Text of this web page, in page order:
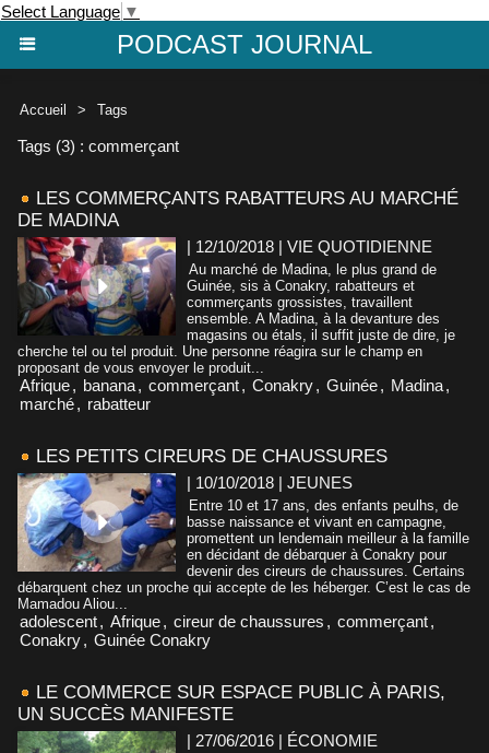
Select Language ▼
PODCAST JOURNAL
Accueil > Tags
Tags (3) : commerçant
LES COMMERÇANTS RABATTEURS AU MARCHÉ
DE MADINA
| 12/10/2018 | VIE QUOTIDIENNE
Au marché de Madina, le plus grand de
Guinée, sis à Conakry, rabatteurs et
commerçants grossistes, travaillent
ensemble. A Madina, à la devanture des
magasins ou étals, il suffit juste de dire, je
cherche tel ou tel produit. Une personne réagira sur le champ en
proposant de vous envoyer le produit...
Afrique, banana, commerçant, Conakry, Guinée, Madina,
marché, rabatteur
LES PETITS CIREURS DE CHAUSSURES
| 10/10/2018 | JEUNES
Entre 10 et 17 ans, des enfants peulhs, de
basse naissance et vivant en campagne,
promettent un lendemain meilleur à la famille
en décidant de débarquer à Conakry pour
devenir des cireurs de chaussures. Certains
débarquent chez un proche qui accepte de les héberger. C’est le cas de
Mamadou Aliou...
adolescent, Afrique, cireur de chaussures , commerçant,
Conakry, Guinée Conakry
LE COMMERCE SUR ESPACE PUBLIC À PARIS,
UN SUCCÈS MANIFESTE
| 27/06/2016 | ÉCONOMIE